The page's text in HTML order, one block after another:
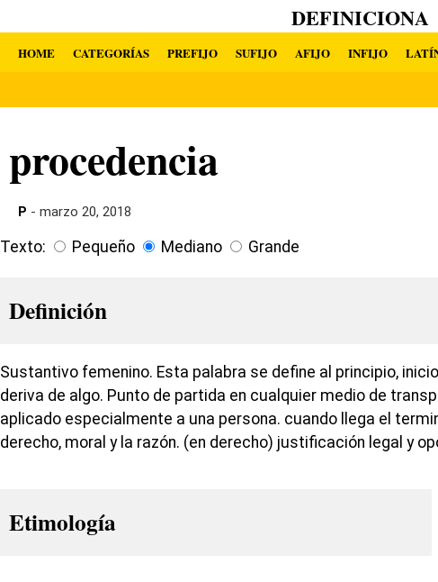
DEFINICIONA
HOME CATEGORÍAS PREFIJO SUFIJO AFIJO INFIJO
procedencia
P - marzo 20, 2018
Texto: Pequeño Mediano Grande
Definición
Sustantivo femenino. Esta palabra se define al principio,
deriva de algo. Punto de partida en cualquier medio de
aplicado especialmente a una persona. cuando llega el
derecho, moral y la razón. (en derecho) justificación legal y
Etimología